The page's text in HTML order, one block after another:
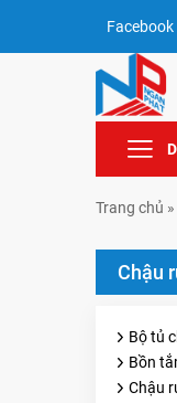
Facebook
Trang chủ »
Chậu
Bộ tủ
Bồn
Chậu